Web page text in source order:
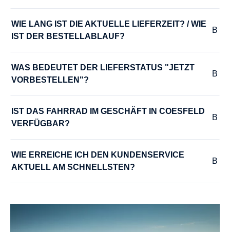
WIE LANG IST DIE AKTUELLE LIEFERZEIT? / WIE
IST DER BESTELLABLAUF?
WAS BEDEUTET DER LIEFERSTATUS "JETZT
VORBESTELLEN"?
IST DAS FAHRRAD IM GESCHÄFT IN COESFELD
VERFÜGBAR?
WIE ERREICHE ICH DEN KUNDENSERVICE
AKTUELL AM SCHNELLSTEN?